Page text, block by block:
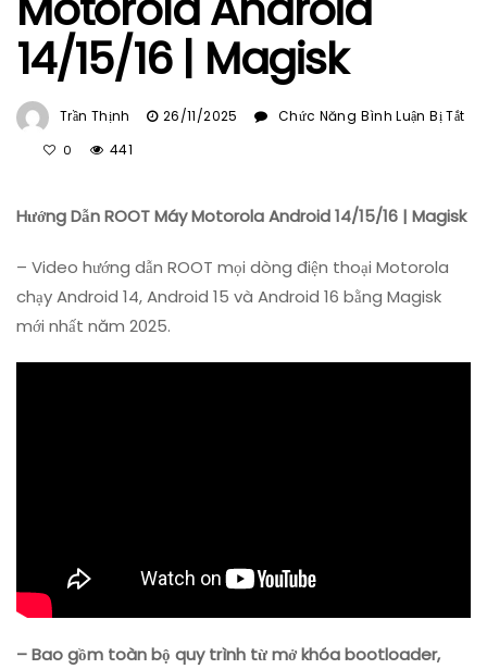
14/15/16 | Magisk
Trần Thịnh 26/11/2025
Chức Năng Bình Luận Bị Tắt
ROOT
Motorola
Android
14/15/16
|
Magisk
0 441
Hướng Dẫn ROOT Máy Motorola Android 14/15/16 | Magisk
– Video hướng dẫn ROOT mọi dòng điện thoại Motorola
chạy Android 14, Android 15 và Android 16 bằng Magisk
mới nhất năm 2025.
– Bao gồm toàn bộ quy trình từ mở khóa bootloader,